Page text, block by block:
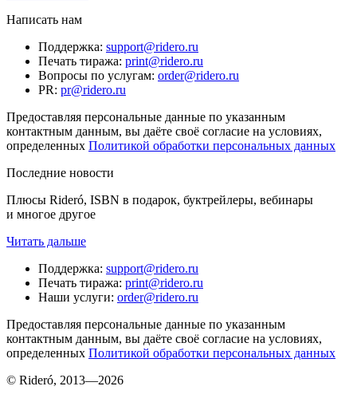
Написать нам
Поддержка: support@ridero.ru
Печать тиража: print@ridero.ru
Вопросы по услугам: order@ridero.ru
PR: pr@ridero.ru
Предоставляя персональные данные по указанным
контактным данным, вы даёте своё согласие на условиях,
определенных Политикой обработки персональных данных
Последние новости
Плюсы Rideró, ISBN в подарок, буктрейлеры, вебинары
и многое другое
Читать дальше
Поддержка: support@ridero.ru
Печать тиража: print@ridero.ru
Наши услуги: order@ridero.ru
Предоставляя персональные данные по указанным
контактным данным, вы даёте своё согласие на условиях,
определенных Политикой обработки персональных данных
© Rideró, 2013—2026